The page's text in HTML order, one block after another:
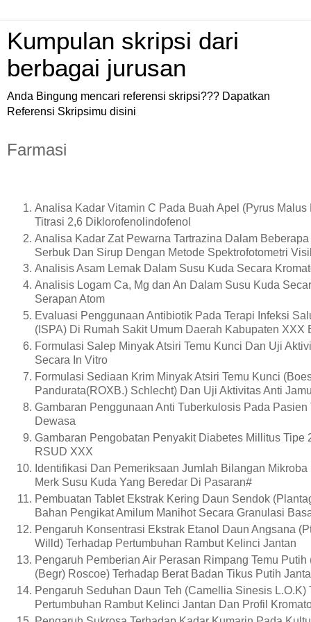
Kumpulan skripsi dari
berbagai jurusan
Anda Bingung mencari referensi skripsi??? Dapatkan
Referensi Skripsimu disini
Farmasi
Analisa Kadar Vitamin C Pada Buah Apel (Pyrus Malus
Titrasi 2,6 Diklorofenolindofenol
Analisa Kadar Zat Pewarna Tartrazina Dalam
Serbuk Dan Sirup Dengan Metode Spektrofotometri
Analisis Asam Lemak Dalam Susu Kuda Secara
Analisis Logam Ca, Mg dan An Dalam Susu Kuda
Serapan Atom
Evaluasi Penggunaan Antibiotik Pada Terapi Infeksi
(ISPA) Di Rumah Sakit Umum Daerah Kabupaten XXX
Formulasi Salep Minyak Atsiri Temu Kunci Dan Uji
Secara In Vitro
Formulasi Sediaan Krim Minyak Atsiri Temu Kunci
Pandurata(ROXB.) Schlecht) Dan Uji Aktivitas Anti
Gambaran Penggunaan Anti Tuberkulosis Pada Pasien
Dewasa
Gambaran Pengobatan Penyakit Diabetes Millitus Tipe
RSUD XXX
Identifikasi Dan Pemeriksaan Jumlah Bilangan
Merk Susu Kuda Yang Beredar Di Pasaran#
Pembuatan Tablet Ekstrak Kering Daun Sendok
Bahan Pengikat Amilum Manihot Secara Granulasi
Pengaruh Konsentrasi Ekstrak Etanol Daun Angsana
Willd) Terhadap Pertumbuhan Rambut Kelinci Jantan
Pengaruh Pemberian Air Perasan Rimpang Temu
(Begr) Roscoe) Terhadap Berat Badan Tikus Putih
Pengaruh Seduhan Daun Teh (Camellia Sinesis L.O.K)
Pertumbuhan Rambut Kelinci Jantan Dan Profil